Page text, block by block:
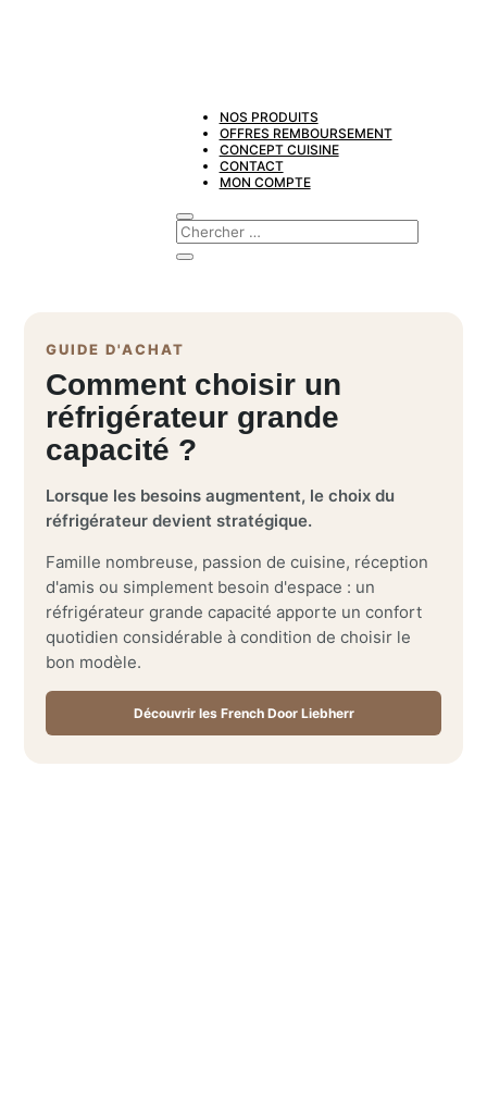
NOS PRODUITS
OFFRES REMBOURSEMENT
CONCEPT CUISINE
CONTACT
MON COMPTE
GUIDE D'ACHAT
Comment choisir un
réfrigérateur grande
capacité ?
Lorsque les besoins augmentent, le choix du
réfrigérateur devient stratégique.
Famille nombreuse, passion de cuisine, réception
d'amis ou simplement besoin d'espace : un
réfrigérateur grande capacité apporte un confort
quotidien considérable à condition de choisir le
bon modèle.
Découvrir les French Door Liebherr